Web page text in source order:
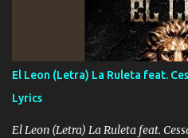
Música Si es que salta algún
ahí está el Hombre Cuarenta y
cualquier problema no más es
FALTA UN HERMANO DE CLAVE
HOMBRE VALIENTE POR ALGO
VIO POR LA FAMILIA PARA QUE
los HERMANOS un cerebro
El Leon (Letra) La Ruleta feat.
Lyrics
El Leon (Letra) La Ruleta feat.